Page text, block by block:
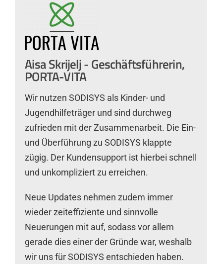
Aisa Skrijelj - Geschäftsführerin,
PORTA-VITA
Wir nutzen SODISYS als Kinder- und
Jugendhilfeträger und sind durchweg
zufrieden mit der Zusammenarbeit. Die Ein-
und Überführung zu SODISYS klappte
zügig. Der Kundensupport ist hierbei schnell
und unkompliziert zu erreichen.
Neue Updates nehmen zudem immer
wieder zeiteffiziente und sinnvolle
Neuerungen mit auf, sodass vor allem
gerade dies einer der Gründe war, weshalb
wir uns für SODISYS entschieden haben.